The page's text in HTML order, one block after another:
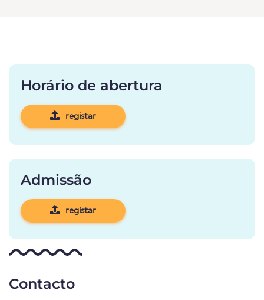
Horário de abertura
registar
Admissão
registar
Contacto